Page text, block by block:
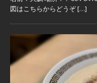
図はこちらからどうぞ[…]